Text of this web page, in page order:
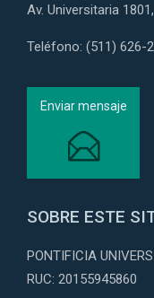
Av. Universitaria
Teléfono: (511) 626-
Enviar mensaje
SOBRE ESTE
PONTIFICIA
RUC: 20155945860